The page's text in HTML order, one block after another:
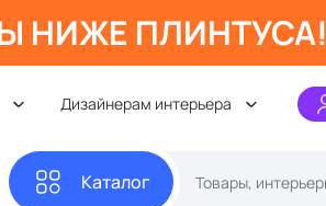
НИЖЕ ПЛИНТУСА!
Дизайнерам интерьера
Каталог